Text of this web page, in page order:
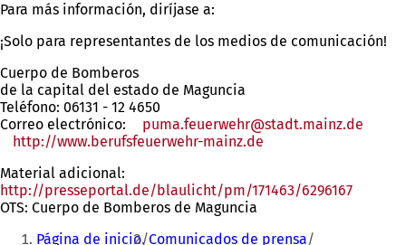
Para más información, diríjase a:
¡Solo para representantes de los medios de comunicación!
Cuerpo de Bomberos
de la capital del estado de Maguncia
Teléfono: 06131 - 12 4650
Correo electrónico:
puma.feuerwehr stadt.mainz de
http://www.berufsfeuerwehr-mainz.de
una
Material adicional:
http://presseportal.de/blaulicht/pm/171463/6296167
OTS: Cuerpo de Bomberos de Maguncia
EstásPágina de inicio Comunicados de prensa